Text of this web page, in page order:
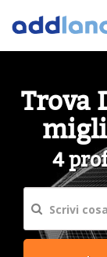
Trova
4